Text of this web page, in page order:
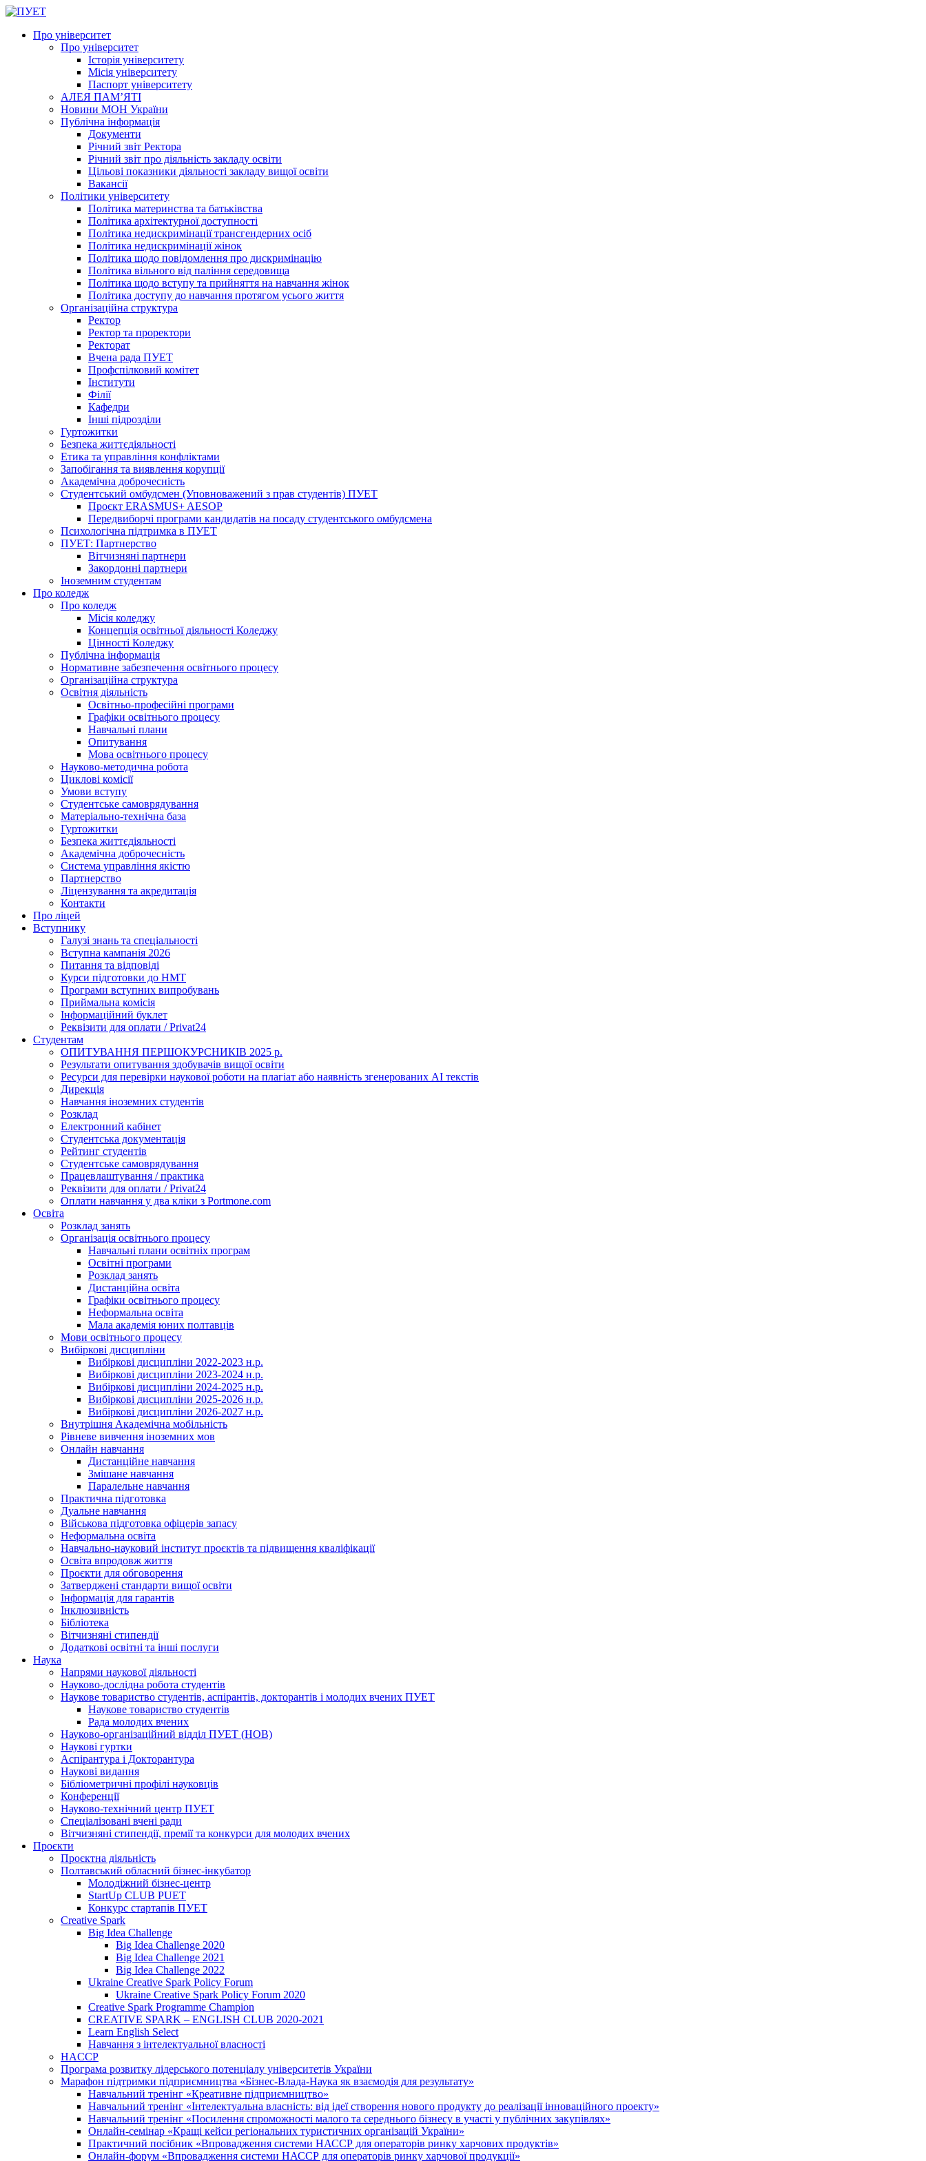
Про університет
Про університет
Історія університету
Місія університету
Паспорт університету
АЛЕЯ ПАМ’ЯТІ
Новини МОН України
Публічна інформація
Документи
Річний звіт Ректора
Річний звіт про діяльність закладу освіти
Цільові показники діяльності закладу вищої освіти
Вакансії
Політики університету
Політика материнства та батьківства
Політика архітектурної доступності
Політика недискримінації трансгендерних осіб
Політика недискримінації жінок
Політика щодо повідомлення про дискримінацію
Політика вільного від паління середовища
Політика щодо вступу та прийняття на навчання жінок
Політика доступу до навчання протягом усього життя
Організаційна структура
Ректор
Ректор та проректори
Ректорат
Вчена рада ПУЕТ
Профспілковий комітет
Інститути
Філії
Кафедри
Інші підрозділи
Гуртожитки
Безпека життєдіяльності
Етика та управління конфліктами
Запобігання та виявлення корупції
Академічна доброчесність
Студентський омбудсмен (Уповноважений з прав студентів) ПУЕТ
Проєкт ERASMUS+ AESOP
Передвиборчі програми кандидатів на посаду студентського омбудсмена
Психологічна підтримка в ПУЕТ
ПУЕТ: Партнерство
Вітчизняні партнери
Закордонні партнери
Іноземним студентам
Про коледж
Про коледж
Місія коледжу
Концепція освітньої діяльності Коледжу
Цінності Коледжу
Публічна інформація
Нормативне забезпечення освітнього процесу
Організаційна структура
Освітня діяльність
Освітньо-професійні програми
Графіки освітнього процесу
Навчальні плани
Опитування
Мова освітнього процесу
Науково-методична робота
Циклові комісії
Умови вступу
Студентське самоврядування
Матеріально-технічна база
Гуртожитки
Безпека життєдіяльності
Академічна доброчесність
Система управління якістю
Партнерство
Ліцензування та акредитація
Контакти
Про ліцей
Вступнику
Галузі знань та спеціальності
Вступна кампанія 2026
Питання та відповіді
Курси підготовки до НМТ
Програми вступних випробувань
Приймальна комісія
Інформаційний буклет
Реквізити для оплати / Privat24
Студентам
ОПИТУВАННЯ ПЕРШОКУРСНИКІВ 2025 р.
Результати опитування здобувачів вищої освіти
Ресурси для перевірки наукової роботи на плагіат або наявність згенерованих АІ текстів
Дирекція
Навчання іноземних студентів
Розклад
Електронний кабінет
Студентська документація
Рейтинг студентів
Студентське самоврядування
Працевлаштування / практика
Реквізити для оплати / Privat24
Оплати навчання у два кліки з Portmone.com
Освіта
Розклад занять
Організація освітнього процесу
Навчальні плани освітніх програм
Освітні програми
Розклад занять
Дистанційна освіта
Графіки освітнього процесу
Неформальна освіта
Мала академія юних полтавців
Мови освітнього процесу
Вибіркові дисципліни
Вибіркові дисципліни 2022-2023 н.р.
Вибіркові дисципліни 2023-2024 н.р.
Вибіркові дисципліни 2024-2025 н.р.
Вибіркові дисципліни 2025-2026 н.р.
Вибіркові дисципліни 2026-2027 н.р.
Внутрішня Академічна мобільність
Рівневе вивчення іноземних мов
Онлайн навчання
Дистанційне навчання
Змішане навчання
Паралельне навчання
Практична підготовка
Дуальне навчання
Військова підготовка офіцерів запасу
Неформальна освіта
Навчально-науковий інститут проєктів та підвищення кваліфікації
Освіта впродовж життя
Проєкти для обговорення
Затверджені стандарти вищої освіти
Інформація для гарантів
Інклюзивність
Бібліотека
Вітчизняні стипендії
Додаткові освітні та інші послуги
Наука
Напрями наукової діяльності
Науково-дослідна робота студентів
Наукове товариство студентів, аспірантів, докторантів і молодих вчених ПУЕТ
Наукове товариство студентів
Рада молодих вчених
Науково-організаційний відділ ПУЕТ (НОВ)
Наукові гуртки
Аспірантура і Докторантура
Наукові видання
Бібліометричні профілі науковців
Конференції
Науково-технічний центр ПУЕТ
Спеціалізовані вчені ради
Вітчизняні стипендії, премії та конкурси для молодих вчених
Проєкти
Проєктна діяльність
Полтавський обласний бізнес-інкубатор
Молодіжний бізнес-центр
StartUp CLUB PUET
Конкурс стартапів ПУЕТ
Creative Spark
Big Idea Challenge
Big Idea Challenge 2020
Big Idea Challenge 2021
Big Idea Challenge 2022
Ukraine Creative Spark Policy Forum
Ukraine Creative Spark Policy Forum 2020
Creative Spark Programme Champion
CREATIVE SPARK – ENGLISH CLUB 2020-2021
Learn English Select
Навчання з інтелектуальної власності
HACCP
Програма розвитку лідерського потенціалу університетів України
Марафон підтримки підприємництва «Бізнес-Влада-Наука як взаємодія для результату»
Навчальний тренінг «Креативне підприємництво»
Навчальний тренінг «Інтелектуальна власність: від ідеї створення нового продукту до реалізації інноваційного проекту»
Навчальний тренінг «Посилення спроможності малого та середнього бізнесу в участі у публічних закупівлях»
Онлайн-семінар «Кращі кейси регіональних туристичних організацій України»
Практичний посібник «Впровадження системи НАССР для операторів ринку харчових продуктів»
Онлайн-форум «Впровадження системи НАССР для операторів ринку харчової продукції»